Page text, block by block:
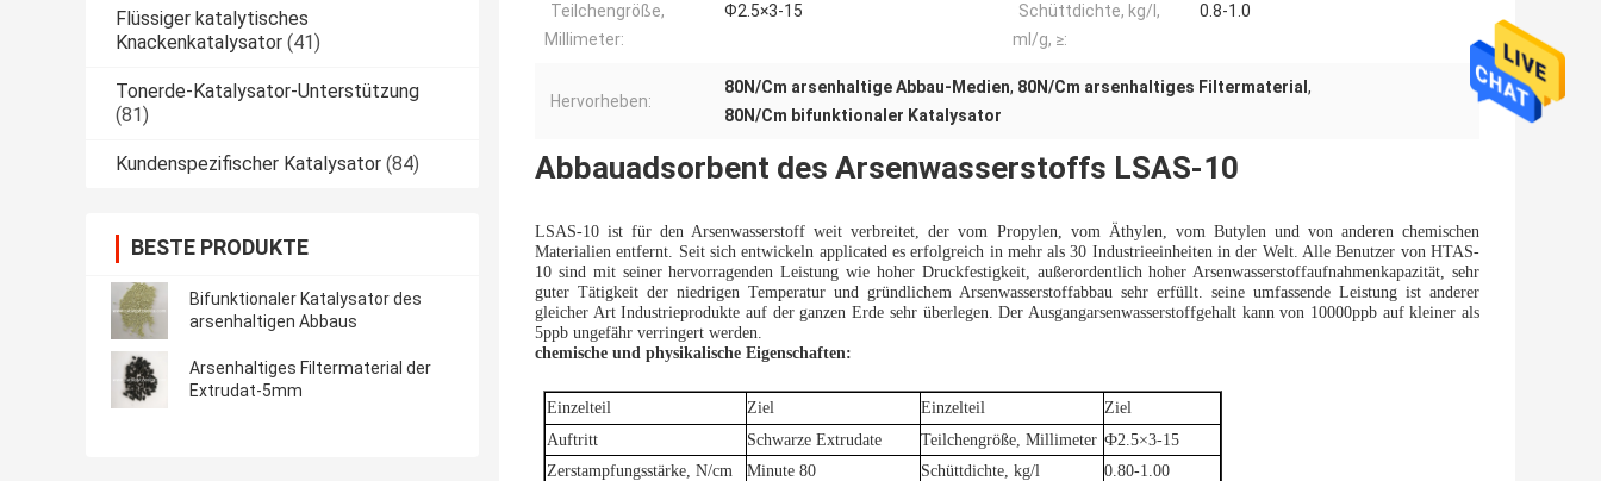
Flüssiger katalytisches
Knackenkatalysator (41)
Tonerde-Katalysator-Unterstützung
(81)
Kundenspezifischer Katalysator (84)
BESTE PRODUKTE
Bifunktionaler Katalysator des
arsenhaltigen Abbaus
Arsenhaltiges Filtermaterial der
Extrudat-5mm
Teilchengröße,
Millimeter:
Ф2.5×3-15
Schüttdichte, kg/l,
ml/g, ≥:
0.8-1.0
Hervorheben:
80N/Cm arsenhaltige Abbau-Medien, 80N/Cm arsenhaltiges Filtermaterial ,
80N/Cm bifunktionaler Katalysator
Abbauadsorbent des Arsenwasserstoffs LSAS-10
LSAS-10 ist für den Arsenwasserstoff weit verbreitet, der vom Propylen, vom Äthylen, vom Butylen und von anderen chemischen
Materialien entfernt. Seit sich entwickeln applicated es erfolgreich in mehr als 30 Industrieeinheiten in der Welt. Alle Benutzer von HTAS-
10 sind mit seiner hervorragenden Leistung wie hoher Druckfestigkeit, außerordentlich hoher Arsenwasserstoffaufnahmenkapazität, sehr
guter Tätigkeit der niedrigen Temperatur und gründlichem Arsenwasserstoffabbau sehr erfüllt. seine umfassende Leistung ist anderer
gleicher Art Industrieprodukte auf der ganzen Erde sehr überlegen. Der Ausgangarsenwasserstoffgehalt kann von 10000ppb auf kleiner als
5ppb ungefähr verringert werden.
chemische und physikalische Eigenschaften:
Einzelteil Ziel Einzelteil
Ziel
Auftritt
Schwarze Extrudate Teilchengröße, Millimeter Ф2.5×3-15
Zerstampfungsstärke, N/cm
Minute 80 Schüttdichte, kg/l
0.80-1.00